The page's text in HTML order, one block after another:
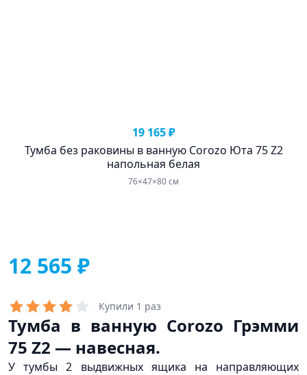
19 165 ₽
Тумба без раковины в ванную Corozo Юта 75 Z2
напольная белая
76×47×80 см
12 565 ₽
Купили 1 раз
Тумба в ванную Corozo Грэмми
75 Z2 — навесная.
У тумбы 2 выдвижных ящика на направляющих